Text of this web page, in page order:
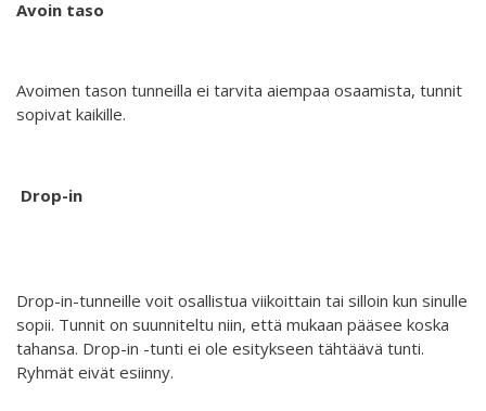
Interlaced 2020
Kuulethan ääneni, näethän minut... 2020
Danselfie 2017-2018
Access to art 2016-2018
Avoin taso
Avoimen tason tunneilla ei tarvita aiempaa osaamista, tunnit
sopivat kaikille.
Drop-in
Drop-in-tunneille voit osallistua viikoittain tai silloin kun sinulle
sopii. Tunnit on suunniteltu niin, että mukaan pääsee koska
tahansa. Drop-in -tunti ei ole esitykseen tähtäävä tunti.
Ryhmät eivät esiinny.